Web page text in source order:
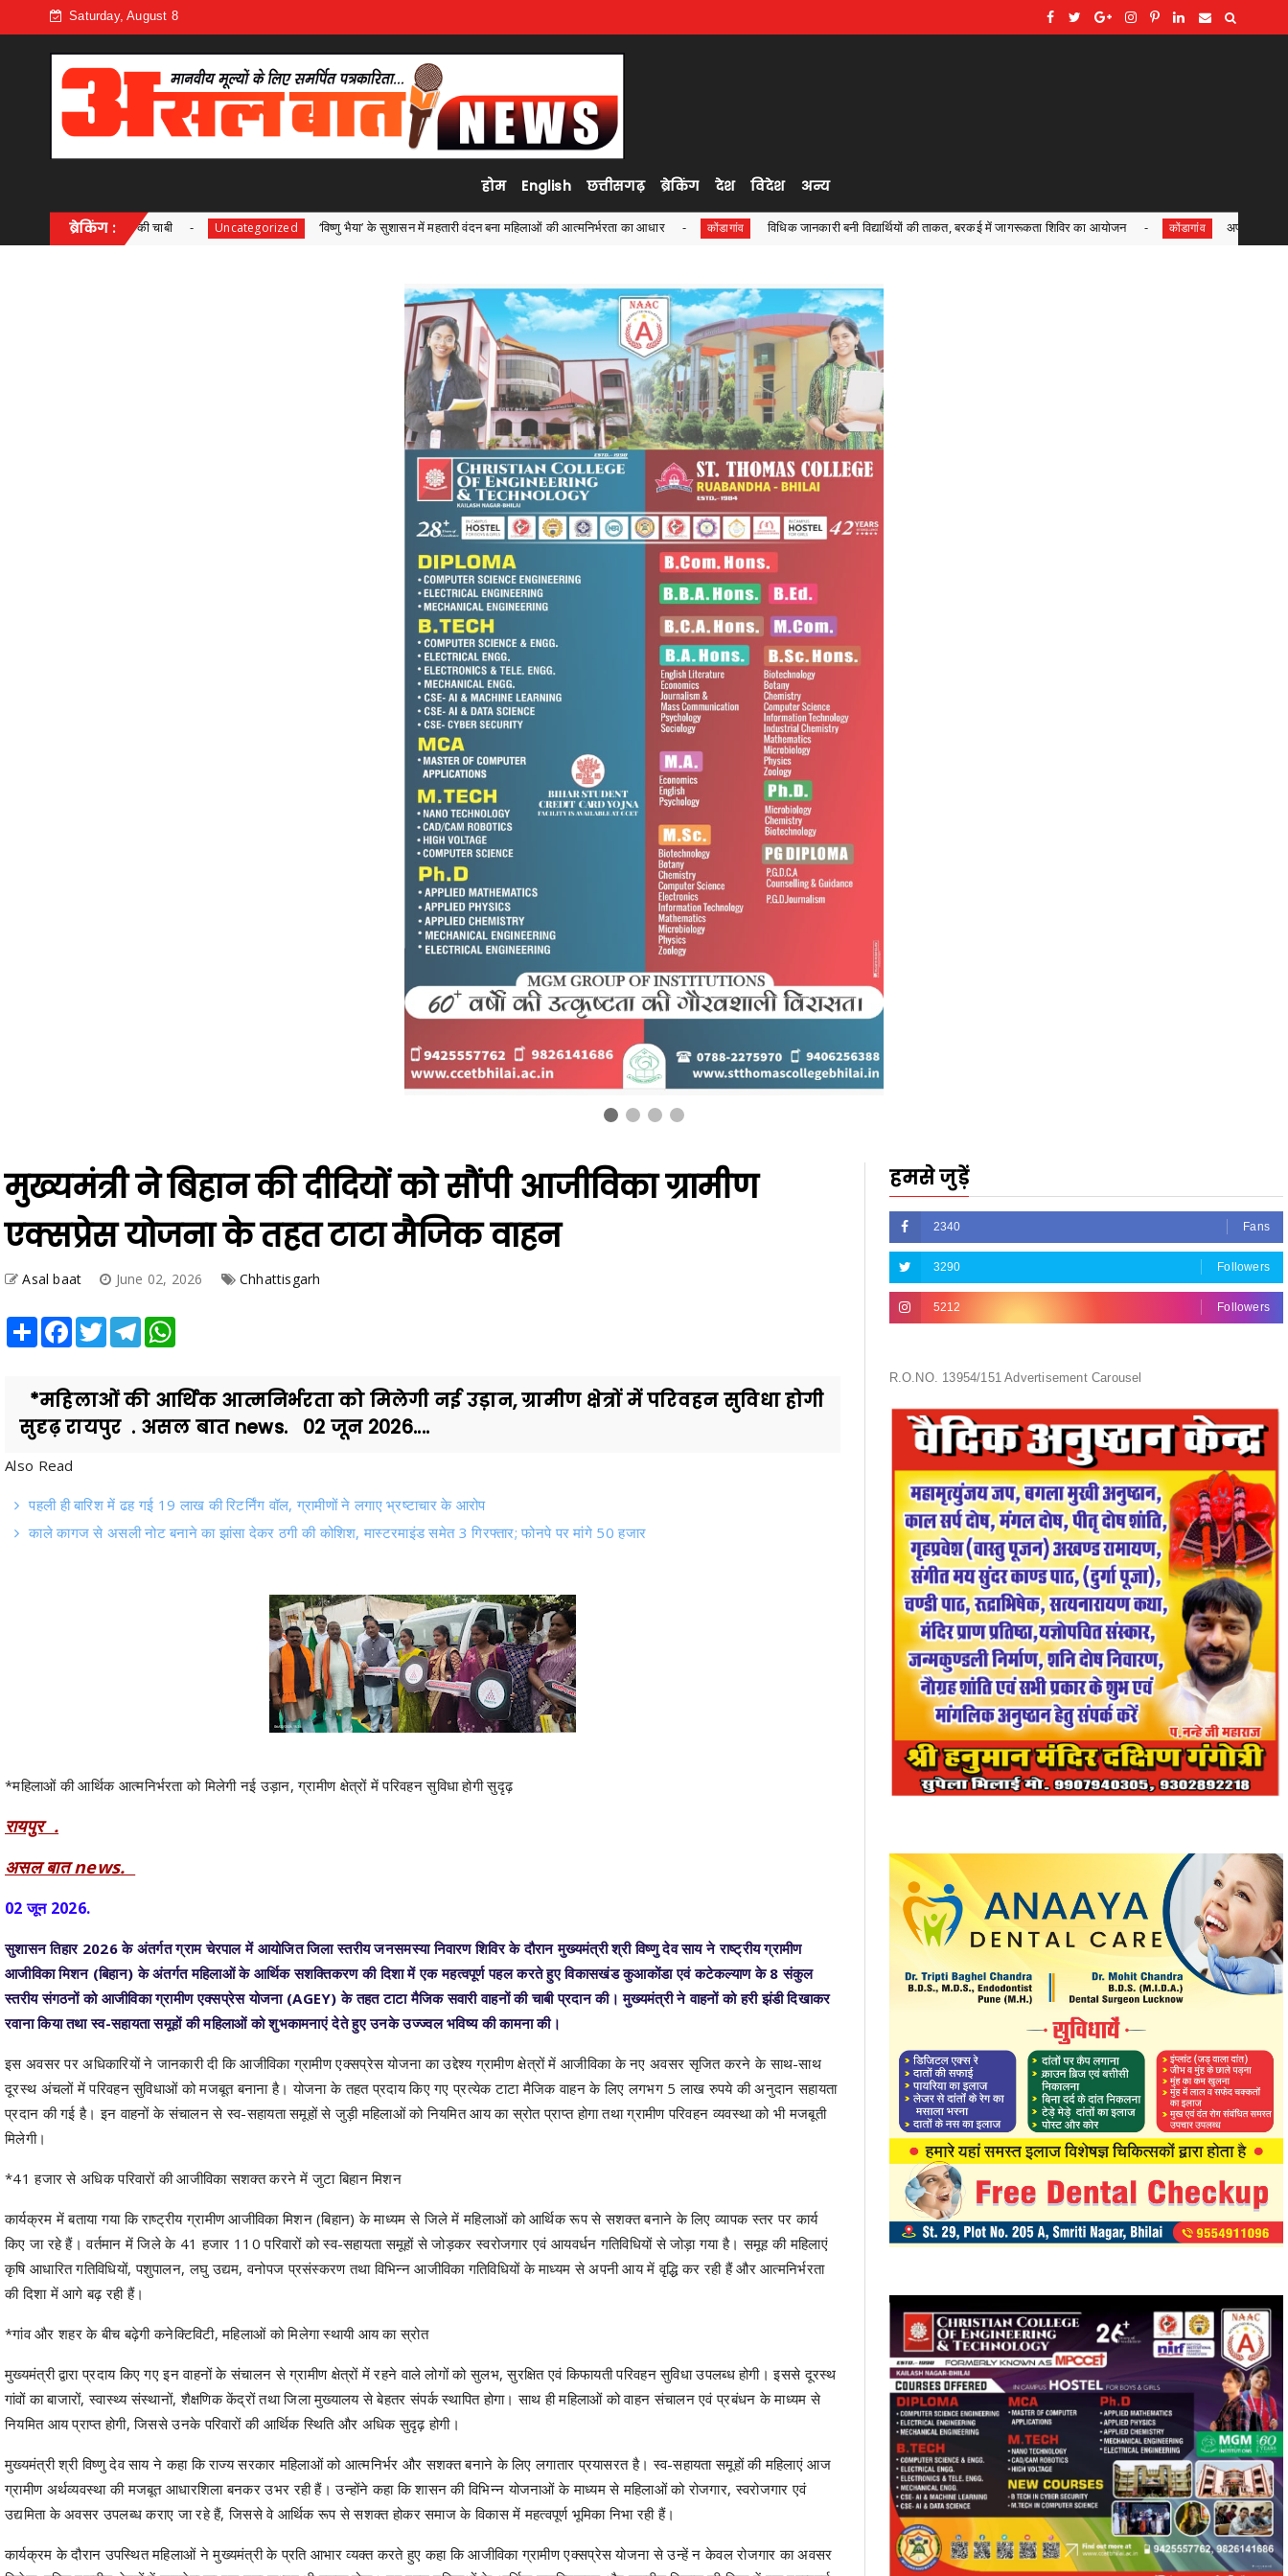
Saturday, August 8
होम English छत्तीसगढ़ ब्रेकिंग देश विदेश अन्य
ब्रेकिंग :Uncategorized ‘विष्णु भैया’ के सुशासन में महतारी वंदन बना महिलाओं की आत्मनिर्भरता का आधार कोंडागांव विधिक जानकारी बनी विद्यार्थियों की ताकत, बरकई में जागरूकता शिविर का आयोजन कोंडागांव अपराध नियंत्रण एवं कानून व्यवस्था को
मुख्यमंत्री ने बिहान की दीदियों को सौंपी आजीविका ग्रामीण
एक्सप्रेस योजना के तहत टाटा मैजिक वाहन
Asal baat June 02, 2026 Chhattisgarh
Share Facebook
Twitter Telegram
*महिलाओं की आर्थिक आत्मनिर्भरता को मिलेगी नई उड़ान, ग्रामीण क्षेत्रों में परिवहन सुविधा होगी
सुदृढ़ रायपुर . असल बात news. 02 जून 2026....
Also Read
पहली ही बारिश में ढह गई 19 लाख की रिटर्निंग वॉल, ग्रामीणों ने लगाए भ्रष्टाचार के आरोप
काले कागज से असली नोट बनाने का झांसा देकर ठगी की कोशिश, मास्टरमाइंड समेत 3 गिरफ्तार; फोनपे पर मांगे 50 हजार
*महिलाओं की आर्थिक आत्मनिर्भरता को मिलेगी नई उड़ान, ग्रामीण क्षेत्रों में परिवहन सुविधा होगी सुदृढ़
रायपुर .
असल बात news.
02 जून 2026.
सुशासन तिहार 2026 के अंतर्गत ग्राम चेरपाल में आयोजित जिला स्तरीय जनसमस्या निवारण शिविर के दौरान मुख्यमंत्री श्री विष्णु देव साय ने राष्ट्रीय ग्रामीण
आजीविका मिशन (बिहान) के अंतर्गत महिलाओं के आर्थिक सशक्तिकरण की दिशा में एक महत्वपूर्ण पहल करते हुए विकासखंड कुआकोंडा एवं कटेकल्याण के 8 संकुल
स्तरीय संगठनों को आजीविका ग्रामीण एक्सप्रेस योजना (AGEY) के तहत टाटा मैजिक सवारी वाहनों की चाबी प्रदान की। मुख्यमंत्री ने वाहनों को हरी झंडी दिखाकर
रवाना किया तथा स्व-सहायता समूहों की महिलाओं को शुभकामनाएं देते हुए उनके उज्ज्वल भविष्य की कामना की।
इस अवसर पर अधिकारियों ने जानकारी दी कि आजीविका ग्रामीण एक्सप्रेस योजना का उद्देश्य ग्रामीण क्षेत्रों में आजीविका के नए अवसर सृजित करने के साथ-साथ
दूरस्थ अंचलों में परिवहन सुविधाओं को मजबूत बनाना है। योजना के तहत प्रदाय किए गए प्रत्येक टाटा मैजिक वाहन के लिए लगभग 5 लाख रुपये की अनुदान सहायता
प्रदान की गई है। इन वाहनों के संचालन से स्व-सहायता समूहों से जुड़ी महिलाओं को नियमित आय का स्रोत प्राप्त होगा तथा ग्रामीण परिवहन व्यवस्था को भी मजबूती
मिलेगी।
*41 हजार से अधिक परिवारों की आजीविका सशक्त करने में जुटा बिहान मिशन
कार्यक्रम में बताया गया कि राष्ट्रीय ग्रामीण आजीविका मिशन (बिहान) के माध्यम से जिले में महिलाओं को आर्थिक रूप से सशक्त बनाने के लिए व्यापक स्तर पर कार्य
किए जा रहे हैं। वर्तमान में जिले के 41 हजार 110 परिवारों को स्व-सहायता समूहों से जोड़कर स्वरोजगार एवं आयवर्धन गतिविधियों से जोड़ा गया है। समूह की महिलाएं
कृषि आधारित गतिविधियों, पशुपालन, लघु उद्यम, वनोपज प्रसंस्करण तथा विभिन्न आजीविका गतिविधियों के माध्यम से अपनी आय में वृद्धि कर रही हैं और आत्मनिर्भरता
की दिशा में आगे बढ़ रही हैं।
*गांव और शहर के बीच बढ़ेगी कनेक्टिविटी, महिलाओं को मिलेगा स्थायी आय का स्रोत
मुख्यमंत्री द्वारा प्रदाय किए गए इन वाहनों के संचालन से ग्रामीण क्षेत्रों में रहने वाले लोगों को सुलभ, सुरक्षित एवं किफायती परिवहन सुविधा उपलब्ध होगी। इससे दूरस्थ
गांवों का बाजारों, स्वास्थ्य संस्थानों, शैक्षणिक केंद्रों तथा जिला मुख्यालय से बेहतर संपर्क स्थापित होगा। साथ ही महिलाओं को वाहन संचालन एवं प्रबंधन के माध्यम से
नियमित आय प्राप्त होगी, जिससे उनके परिवारों की आर्थिक स्थिति और अधिक सुदृढ़ होगी।
मुख्यमंत्री श्री विष्णु देव साय ने कहा कि राज्य सरकार महिलाओं को आत्मनिर्भर और सशक्त बनाने के लिए लगातार प्रयासरत है। स्व-सहायता समूहों की महिलाएं आज
ग्रामीण अर्थव्यवस्था की मजबूत आधारशिला बनकर उभर रही हैं। उन्होंने कहा कि शासन की विभिन्न योजनाओं के माध्यम से महिलाओं को रोजगार, स्वरोजगार एवं
उद्यमिता के अवसर उपलब्ध कराए जा रहे हैं, जिससे वे आर्थिक रूप से सशक्त होकर समाज के विकास में महत्वपूर्ण भूमिका निभा रही हैं।
कार्यक्रम के दौरान उपस्थित महिलाओं ने मुख्यमंत्री के प्रति आभार व्यक्त करते हुए कहा कि आजीविका ग्रामीण एक्सप्रेस योजना से उन्हें न केवल रोजगार का अवसर
हमसे जुड़ें
2340 Fans
3290 Followers
5212 Followers
R.O.NO. 13954/151 Advertisement Carousel